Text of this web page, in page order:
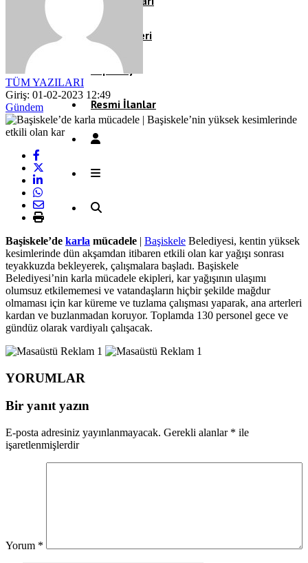
Video Galeri
Röportaj
Resmi İlanlar
TÜM YAZILARI
Giriş: 01-02-2023 12:49
Gündem
Başiskele’de karla mücadele | Başiskele Belediyesi, kentin yüksek
kesimlerinde dün akşamdan itibaren etkili olan kar yağışı sonrası
teyakkuzda bekleyerek, çalışmalara başladı. Başiskele
Belediyesi’nin karla mücadele ekipleri, kar yağışının ulaşımı
olumsuz etkilememesi ve vatandaşların hiçbir şekilde mağdur
olmaması için kar küreme ve tuzlama çalışması yaparak, ana arterleri
kardan ve buzlanmadan koruyor. Toplamda 130 personel gece ve
gündüz olarak vardiyalı çalışacak.
YORUMLAR
Bir yanıt yazın
E-posta adresiniz yayınlanmayacak. Gerekli alanlar * ile
işaretlenmişlerdir
Yorum *